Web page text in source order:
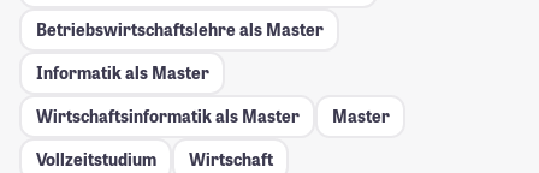
Betriebswirtschaftslehre als Master
Informatik als Master
Wirtschaftsinformatik als Master
Master
Vollzeitstudium
Wirtschaft